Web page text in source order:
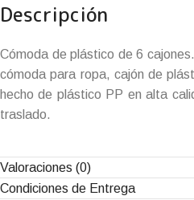
Descripción
Cómoda de plástico de 6
cómoda para ropa, cajón de
hecho de plástico PP en alta
traslado.
Valoraciones (0)
Condiciones de Entrega